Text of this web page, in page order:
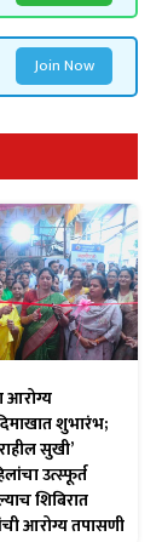
Join Now
आरोग्य
शुभारंभ;
सुखी’
उत्स्फूर्त
शिबिरात
आरोग्य तपासणी